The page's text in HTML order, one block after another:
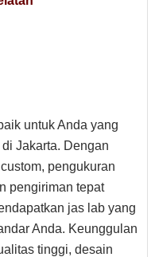
untuk Anda yang
Jakarta. Dengan
pengukuran
pengiriman tepat
jas lab yang
Anda. Keunggulan
tinggi, desain